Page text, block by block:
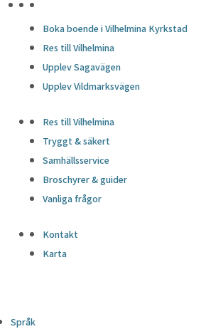
Boka boende i Vilhelmina Kyrkstad
Res till Vilhelmina
Upplev Sagavägen
Upplev Vildmarksvägen
Res till Vilhelmina
Tryggt & säkert
Samhällsservice
Broschyrer & guider
Vanliga frågor
Kontakt
Karta
Språk